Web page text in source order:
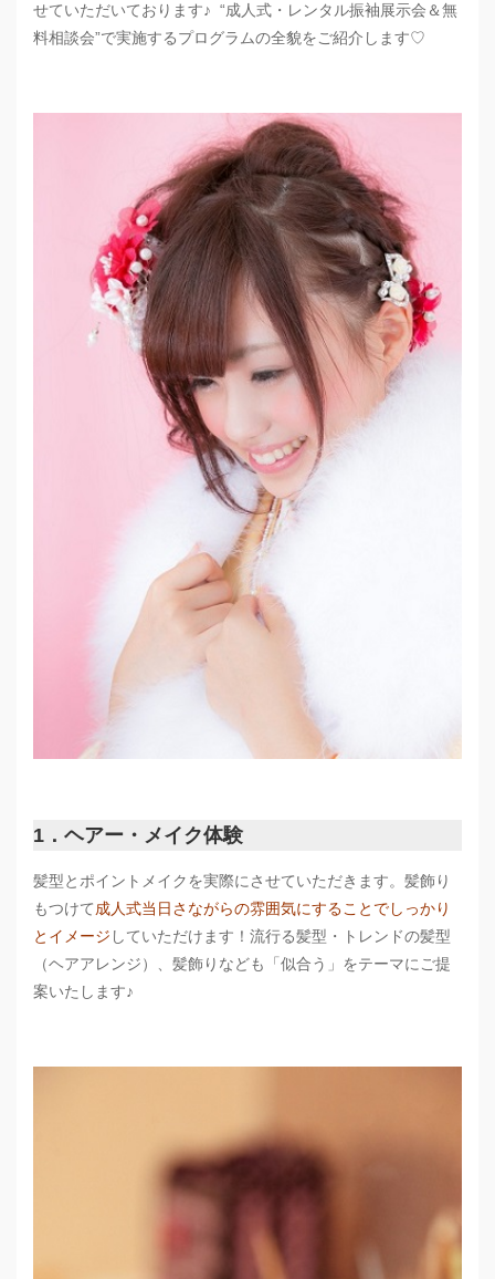
せていただいております♪ “成人式・レンタル振袖展示会＆無
料相談会”で実施するプログラムの全貌をご紹介します♡
1．ヘアー・メイク体験
髪型とポイントメイクを実際にさせていただきます。髪飾り
もつけて成人式当日さながらの雰囲気にすることでしっかり
とイメージ していただけます！流行る髪型・トレンドの髪型
（ヘアアレンジ）、髪飾りなども「似合う」をテーマにご提
案いたします♪